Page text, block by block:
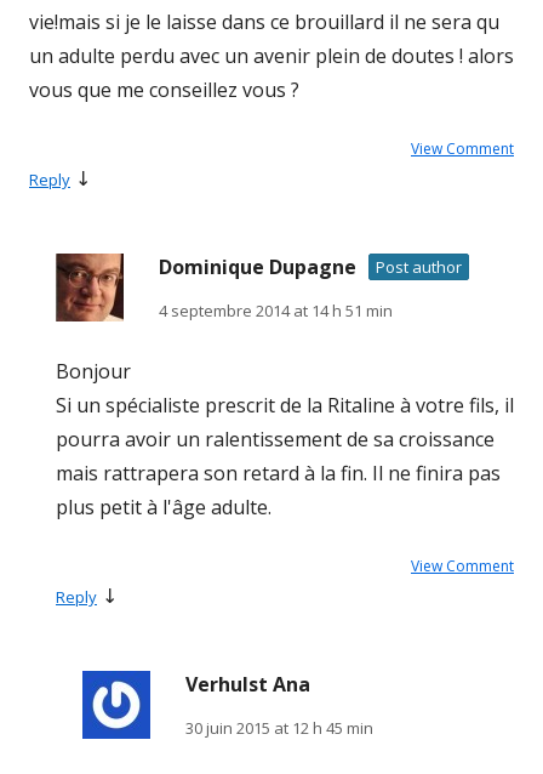
vie!mais si je le laisse dans ce brouillard il ne sera qu
un adulte perdu avec un avenir plein de doutes ! alors
vous que me conseillez vous ?
View Comment
Reply ↓
Dominique Dupagne
Post author
4 septembre 2014 at 14 h 51 min
Bonjour
Si un spécialiste prescrit de la Ritaline à votre fils, il
pourra avoir un ralentissement de sa croissance
mais rattrapera son retard à la fin. Il ne finira pas
plus petit à l'âge adulte.
View Comment
Reply ↓
Verhulst Ana
30 juin 2015 at 12 h 45 min